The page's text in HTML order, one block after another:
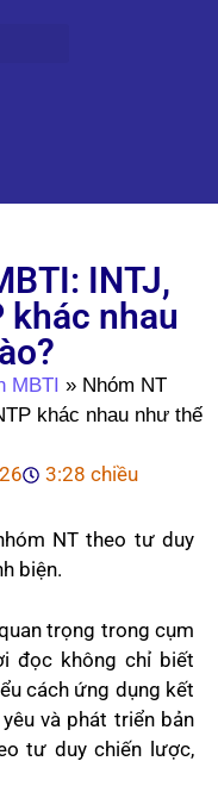
INTJ,
khác nhau
MBTI » Nhóm NT
khác nhau như thế
3:28 chiều
NT theo tư duy
biện.
trọng trong cụm
đọc không chỉ biết
cách ứng dụng kết
và phát triển bản
tư duy chiến lược,